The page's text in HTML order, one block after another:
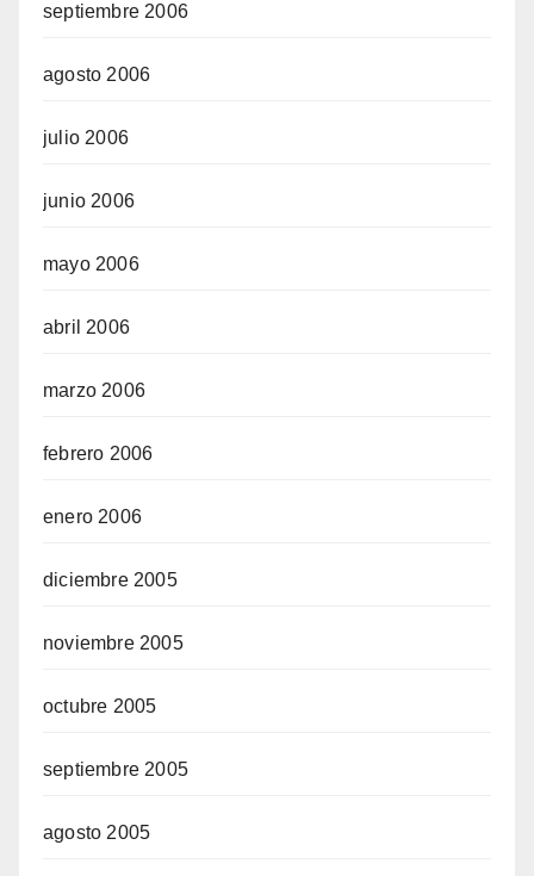
septiembre 2006
agosto 2006
julio 2006
junio 2006
mayo 2006
abril 2006
marzo 2006
febrero 2006
enero 2006
diciembre 2005
noviembre 2005
octubre 2005
septiembre 2005
agosto 2005